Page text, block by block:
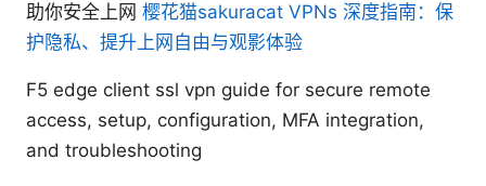
助你安全上网 樱花猫sakuracat VPNs 深度指南：保
护隐私、提升上网自由与观影体验
F5 edge client ssl vpn guide for secure remote
access, setup, configuration, MFA integration,
and troubleshooting